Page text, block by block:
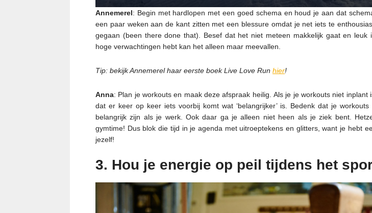
Annemerel: Begin met hardlopen met een goed schema en houd je aan dat
een paar weken aan de kant zitten met een blessure omdat je net iets te
gegaan (been there done that). Besef dat het niet meteen makkelijk gaat en leuk
hoge verwachtingen hebt kan het alleen maar meevallen.
Tip: bekijk Annemerel haar eerste boek Live Love Run hier!
Anna: Plan je workouts en maak deze afspraak heilig. Als je je workouts niet inplant
dat er keer op keer iets voorbij komt wat ‘belangrijker’ is. Bedenk dat je
belangrijk zijn als je werk. Ook daar ga je alleen niet heen als je ziek bent.
gymtime! Dus blok die tijd in je agenda met uitroeptekens en glitters, want je hebt
jezelf!
3. Hou je energie op peil tijdens het